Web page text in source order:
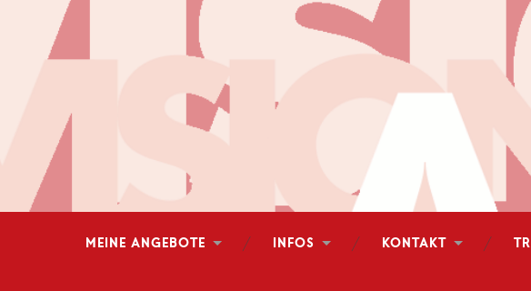
MEINE ANGEBOTE INFOS KONTAKT